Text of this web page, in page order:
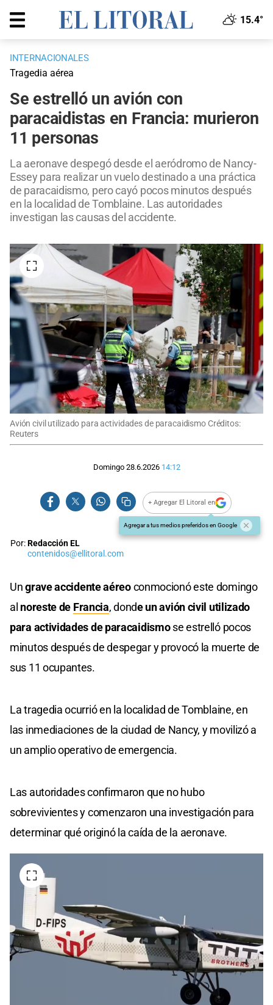
15.4°
INTERNACIONALES
Tragedia aérea
Se estrelló un avión con
paracaidistas en Francia: murieron
11 personas
La aeronave despegó desde el aeródromo de Nancy-
Essey para realizar un vuelo destinado a una práctica
de paracaidismo, pero cayó pocos minutos después
en la localidad de Tomblaine. Las autoridades
investigan las causas del accidente.
Avión civil utilizado para actividades de paracaidismo Créditos:
Reuters
Domingo 28.6.2026 14:12
+ Agregar El Litoral en
Agregar a tus medios preferidos en Google
Por:Redacción EL
contenidos@ellitoral.com
Ungrave accidente aéreoconmocionó este domingo
al noreste de Francia, donde un avión civil utilizado
para actividades de paracaidismose estrelló pocos
minutos después de despegar y provocó la muerte de
sus 11 ocupantes.
La tragedia ocurrió en la localidad de Tomblaine, en
las inmediaciones de la ciudad de Nancy, y movilizó a
un amplio operativo de emergencia.
Las autoridades confirmaron que no hubo
sobrevivientes y comenzaron una investigación para
determinar qué originó la caída de la aeronave.